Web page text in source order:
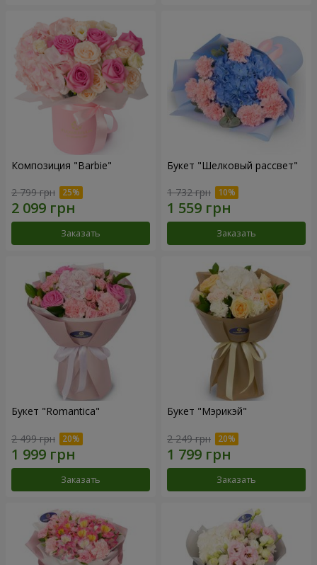
Композиция "Barbie"
2 799 грн
Заказать
Букет "Шелковый рассвет"
1 732 грн
Заказать
Букет "Romantica"
2 499 грн
Заказать
Букет "Мэрикэй"
2 249 грн
Заказать